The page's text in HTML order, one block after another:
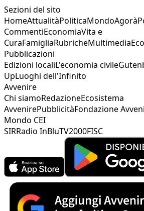
Sezioni del sito
HomeAttualitàPoliticaMondoAgorà
CommentiEconomiaVita e
CuraFamigliaRubricheMultimedia
Pubblicazioni
Edizioni localiL'economia civile
UpLuoghi dell'Infinito
Avvenire
Chi siamoRedazioneEcosistema
AvvenirePubblicitàFondazione
Mondo CEI
SIRRadio InBluTV2000FISC